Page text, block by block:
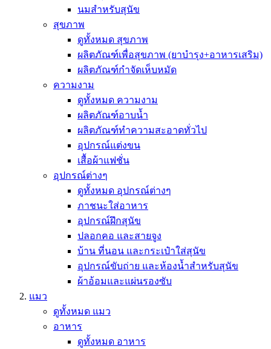
นมสำหรับสุนัข
สุขภาพ
ดูทั้งหมด สุขภาพ
ผลิตภัณฑ์เพื่อสุขภาพ (ยาบำรุง+อาหารเสริม)
ผลิตภัณฑ์กำจัดเห็บหมัด
ความงาม
ดูทั้งหมด ความงาม
ผลิตภัณฑ์อาบน้ำ
ผลิตภัณฑ์ทำความสะอาดทั่วไป
อุปกรณ์แต่งขน
เสื้อผ้าแฟชั่น
อุปกรณ์ต่างๆ
ดูทั้งหมด อุปกรณ์ต่างๆ
ภาชนะใส่อาหาร
อุปกรณ์ฝึกสุนัข
ปลอกคอ และสายจูง
บ้าน ที่นอน และกระเป๋าใส่สุนัข
อุปกรณ์ขับถ่าย และห้องน้ำสำหรับสุนัข
ผ้าอ้อมและแผ่นรองซับ
แมว
ดูทั้งหมด แมว
อาหาร
ดูทั้งหมด อาหาร